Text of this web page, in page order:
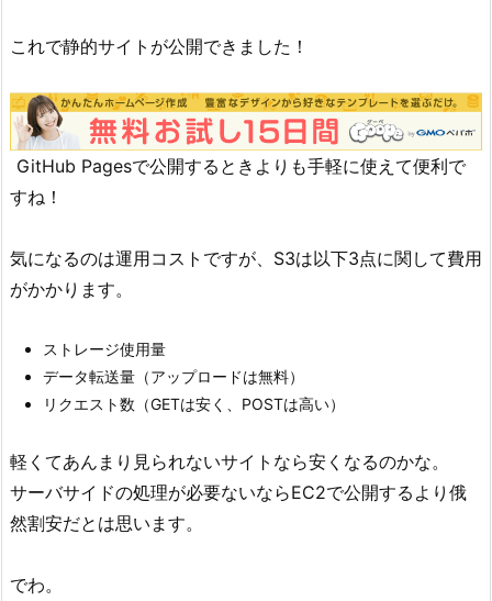
これで静的サイトが公開できました！
GitHub Pagesで公開するときよりも手軽に使えて便利で
すね！
気になるのは運用コストですが、S3は以下3点に関して費用
がかかります。
ストレージ使用量
データ転送量（アップロードは無料）
リクエスト数（GETは安く、POSTは高い）
軽くてあんまり見られないサイトなら安くなるのかな。
サーバサイドの処理が必要ないならEC2で公開するより俄
然割安だとは思います。
でわ。